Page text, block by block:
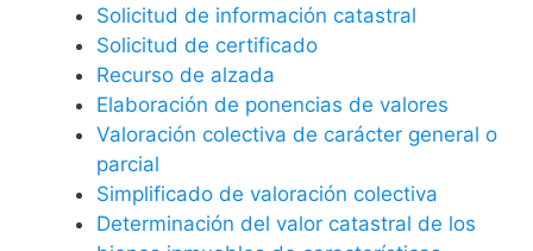
Solicitud de información catastral
Solicitud de certificado
Recurso de alzada
Elaboración de ponencias de valores
Valoración colectiva de carácter general o
parcial
Simplificado de valoración colectiva
Determinación del valor catastral de los